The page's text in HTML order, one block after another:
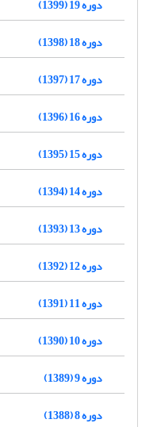
دوره 19 (1399)
دوره 18 (1398)
دوره 17 (1397)
دوره 16 (1396)
دوره 15 (1395)
دوره 14 (1394)
دوره 13 (1393)
دوره 12 (1392)
دوره 11 (1391)
دوره 10 (1390)
دوره 9 (1389)
دوره 8 (1388)